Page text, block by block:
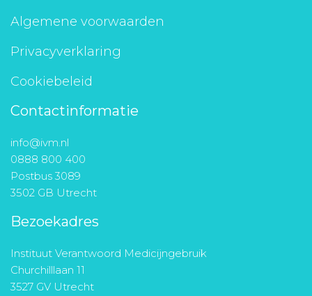
Algemene voorwaarden
Privacyverklaring
Cookiebeleid
Contactinformatie
info@ivm.nl
0888 800 400
Postbus 3089
3502 GB Utrecht
Bezoekadres
Instituut Verantwoord Medicijngebruik
Churchilllaan 11
3527 GV Utrecht